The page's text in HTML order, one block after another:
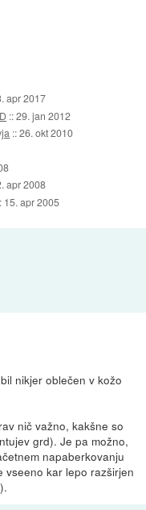
apr 2017
::29. jan 2012
::26. okt 2010
apr 2008
15. apr 2005
nikjer oblečen v kožo
nič važno, kakšne so
grd). Je pa možno,
napaberkovanju
vseeno kar lepo razširjen